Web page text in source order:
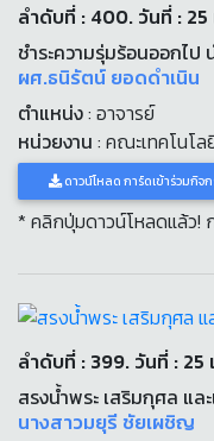
ลำดับที่ : 400. วันที่ : 25
ชำระความรุ่มร้อนออกไ
ผศ.ธนิรัตน์​ ยอดดำเนิน
ตำแหน่ง: อาจารย์
หน่วยงาน : คณะเทคโนโ
ดาวน์โหลด การ์ดเข้าร่วมกิจก
* คลิกปุ่มดาวน์โหลดแล้ว!
ลำดับที่ : 399. วันที่ : 25
สรงน้ำพระ เสริมกุศล แ
นางสาวมยุรี ชัยเผชิญ